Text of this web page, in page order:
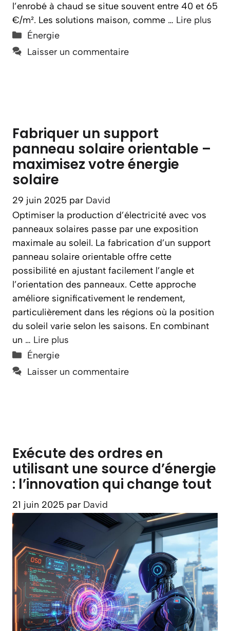
l’enrobé à chaud se situe souvent entre 40 et 65
€/m². Les solutions maison, comme … Lire plus
Catégories
Énergie
Laisser un commentaire
Fabriquer un support
panneau solaire orientable –
maximisez votre énergie
solaire
29 juin 2025 par David
Optimiser la production d’électricité avec vos
panneaux solaires passe par une exposition
maximale au soleil. La fabrication d’un support
panneau solaire orientable offre cette
possibilité en ajustant facilement l’angle et
l’orientation des panneaux. Cette approche
améliore significativement le rendement,
particulièrement dans les régions où la position
du soleil varie selon les saisons. En combinant
un … Lire plus
Catégories
Énergie
Laisser un commentaire
Exécute des ordres en
utilisant une source d’énergie
: l’innovation qui change tout
21 juin 2025 par David